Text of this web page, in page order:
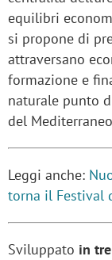
equilibri
si propone di
attraversano
formazione e
naturale punto
del
Leggi anche:
torna il Festival
Sviluppato in